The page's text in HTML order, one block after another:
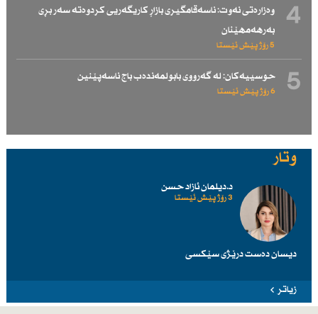
4
وەزارەتی نەوت: ناسەقامگیری بازاڕ كاریگەریی كردوەتە سەر بڕی
بەرهەمهێنان
5 رۆژ پێش ئێستا
5 حوسییەكان: لە گەرووی بابولمەندەب باج ناسەپێنین
6 رۆژ پێش ئێستا
وتار
د.دیلمان ئازاد حسن
3 رۆژ پێش ئێستا
دیسان دەست درێژی سێكسی
زیاتر